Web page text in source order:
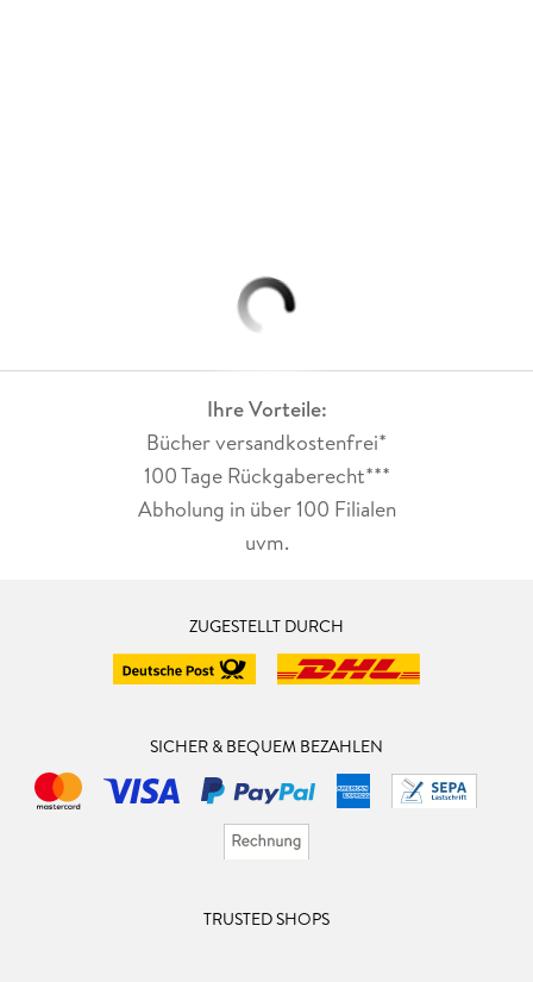
Ihre Vorteile:
Bücher versandkostenfrei*
100 Tage Rückgaberecht***
Abholung in über 100 Filialen
uvm.
ZUGESTELLT DURCH
SICHER & BEQUEM BEZAHLEN
TRUSTED SHOPS